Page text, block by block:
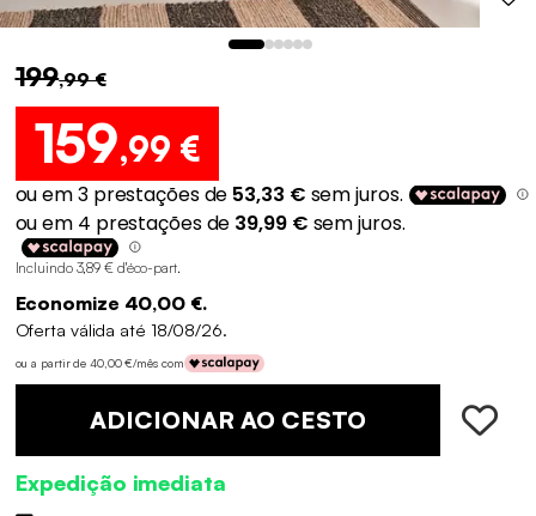
199,99 €
159,99 €
Incluindo 3,89 € d'éco-part.
Economize 40,00 €.
Oferta válida até 18/08/26.
ou a partir de 40,00 €/mês com
ADICIONAR AO CESTO
Expedição imediata